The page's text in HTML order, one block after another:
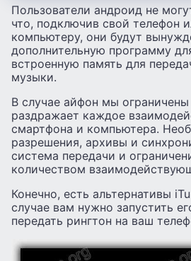
Пользователи андроид не
что, подключив свой телефон
компьютеру, они будут
дополнительную программу
встроенную память для
музыки.
В случае айфон мы ограничены
раздражает каждое
смартфона и компьютера.
разрешения, архивы и
система передачи и
количеством
Конечно, есть альтернативы
случае вам нужно запустить
передать рингтон на ваш